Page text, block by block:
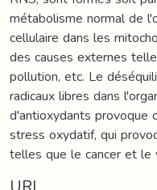
métabolisme normal de
cellulaire dans les
des causes externes
pollution, etc. Le
radicaux libres dans
d'antioxydants provoque
stress oxydatif, qui
telles que le cancer et le